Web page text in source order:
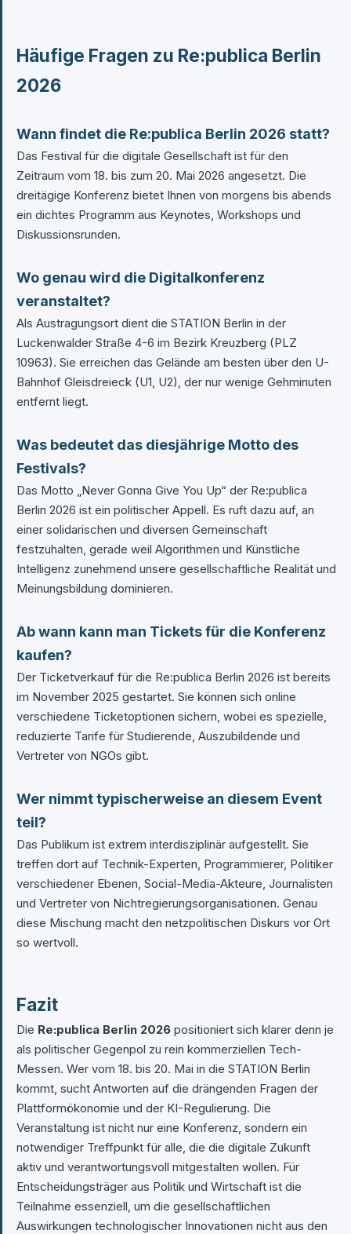
Häufige Fragen zu Re:publica Berlin
2026
Wann findet die Re:publica Berlin 2026 statt?
Das Festival für die digitale Gesellschaft ist für den
Zeitraum vom 18. bis zum 20. Mai 2026 angesetzt. Die
dreitägige Konferenz bietet Ihnen von morgens bis abends
ein dichtes Programm aus Keynotes, Workshops und
Diskussionsrunden.
Wo genau wird die Digitalkonferenz
veranstaltet?
Als Austragungsort dient die STATION Berlin in der
Luckenwalder Straße 4-6 im Bezirk Kreuzberg (PLZ
10963). Sie erreichen das Gelände am besten über den U-
Bahnhof Gleisdreieck (U1, U2), der nur wenige Gehminuten
entfernt liegt.
Was bedeutet das diesjährige Motto des
Festivals?
Das Motto „Never Gonna Give You Up“ der Re:publica
Berlin 2026 ist ein politischer Appell. Es ruft dazu auf, an
einer solidarischen und diversen Gemeinschaft
festzuhalten, gerade weil Algorithmen und Künstliche
Intelligenz zunehmend unsere gesellschaftliche Realität und
Meinungsbildung dominieren.
Ab wann kann man Tickets für die Konferenz
kaufen?
Der Ticketverkauf für die Re:publica Berlin 2026 ist bereits
im November 2025 gestartet. Sie können sich online
verschiedene Ticketoptionen sichern, wobei es spezielle,
reduzierte Tarife für Studierende, Auszubildende und
Vertreter von NGOs gibt.
Wer nimmt typischerweise an diesem Event
teil?
Das Publikum ist extrem interdisziplinär aufgestellt. Sie
treffen dort auf Technik-Experten, Programmierer, Politiker
verschiedener Ebenen, Social-Media-Akteure, Journalisten
und Vertreter von Nichtregierungsorganisationen. Genau
diese Mischung macht den netzpolitischen Diskurs vor Ort
so wertvoll.
Fazit
Die Re:publica Berlin 2026 positioniert sich klarer denn je
als politischer Gegenpol zu rein kommerziellen Tech-
Messen. Wer vom 18. bis 20. Mai in die STATION Berlin
kommt, sucht Antworten auf die drängenden Fragen der
Plattformökonomie und der KI-Regulierung. Die
Veranstaltung ist nicht nur eine Konferenz, sondern ein
notwendiger Treffpunkt für alle, die die digitale Zukunft
aktiv und verantwortungsvoll mitgestalten wollen. Für
Entscheidungsträger aus Politik und Wirtschaft ist die
Teilnahme essenziell, um die gesellschaftlichen
Auswirkungen technologischer Innovationen nicht aus den